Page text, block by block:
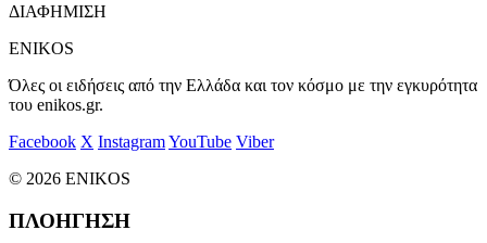
ΔΙΑΦΗΜΙΣΗ
ENIKOS
Όλες οι ειδήσεις από την Ελλάδα και τον κόσμο με την εγκυρότητα
του enikos.gr.
Facebook X InstagramYouTube Viber
© 2026 ENIKOS
ΠΛΟΗΓΗΣΗ